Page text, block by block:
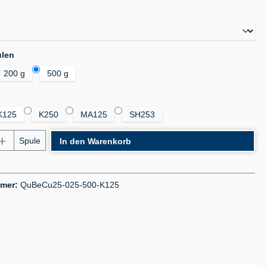
200 g 500 g
K250 MA125 SH253
Gib den gewünschten Wert ein oder
Spule In den Warenkorb
QuBeCu25-025-500-K125